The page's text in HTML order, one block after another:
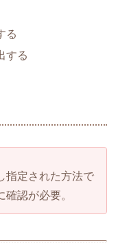
る
する
指定された方法で
認が必要。